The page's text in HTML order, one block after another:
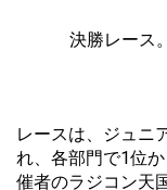
決勝レース
レースは、ジュニ
れ、各部門で1位
催者のラジコン天